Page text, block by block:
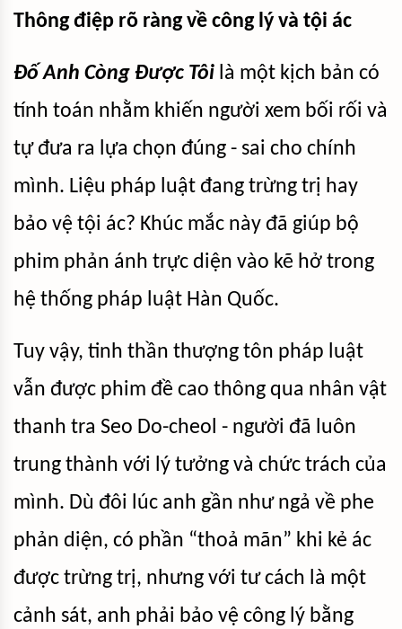
Thông điệp rõ ràng về công lý và tội ác
Đố Anh Còng Được Tôi là một kịch bản có
tính toán nhằm khiến người xem bối rối và
tự đưa ra lựa chọn đúng - sai cho chính
mình. Liệu pháp luật đang trừng trị hay
bảo vệ tội ác? Khúc mắc này đã giúp bộ
phim phản ánh trực diện vào kẽ hở trong
hệ thống pháp luật Hàn Quốc.
Tuy vậy, tinh thần thượng tôn pháp luật
vẫn được phim đề cao thông qua nhân vật
thanh tra Seo Do-cheol - người đã luôn
trung thành với lý tưởng và chức trách của
mình. Dù đôi lúc anh gần như ngả về phe
phản diện, có phần “thoả mãn” khi kẻ ác
được trừng trị, nhưng với tư cách là một
cảnh sát, anh phải bảo vệ công lý bằng